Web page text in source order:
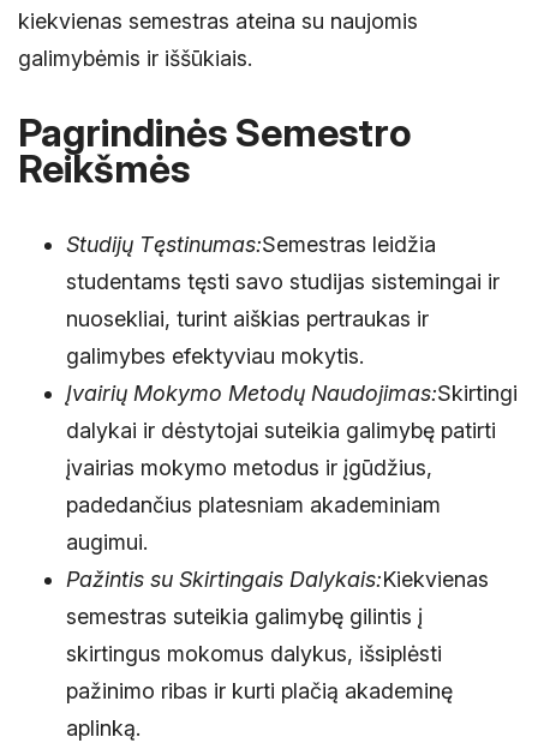
kiekvienas semestras ateina su naujomis
galimybėmis ir iššūkiais.
Pagrindinės Semestro
Reikšmės
Studijų Tęstinumas:Semestras leidžia
studentams tęsti savo studijas sistemingai ir
nuosekliai, turint aiškias pertraukas ir
galimybes efektyviau mokytis.
Įvairių Mokymo Metodų Naudojimas:Skirtingi
dalykai ir dėstytojai suteikia galimybę patirti
įvairias mokymo metodus ir įgūdžius,
padedančius platesniam akademiniam
augimui.
Pažintis su Skirtingais Dalykais:Kiekvienas
semestras suteikia galimybę gilintis į
skirtingus mokomus dalykus, išsiplėsti
pažinimo ribas ir kurti plačią akademinę
aplinką.